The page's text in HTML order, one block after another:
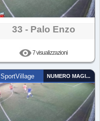
33 - Palo Enzo
7 visualizzazioni
SportVillage NUMERO MAGICO